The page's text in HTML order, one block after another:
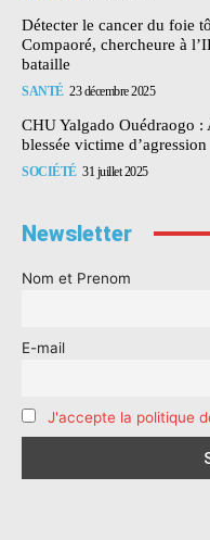
Détecter le cancer du foie
Compaoré, chercheure à
bataille
SANTÉ 23 décembre 2025
CHU Yalgado Ouédraogo :
blessée victime d’agression
SOCIÉTÉ 31 juillet 2025
Newsletter
Nom et Prenom
E-mail
J'accepte la politique